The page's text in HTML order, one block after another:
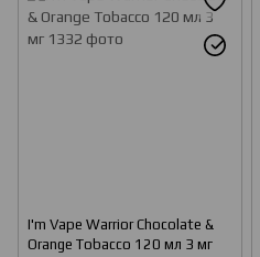
I'm Vape Warrior Chocolate &
Orange Tobacco 120 мл 3 мг